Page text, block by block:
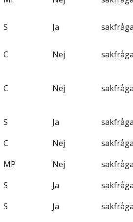
S Ja
C Nej
C Nej
S Ja
C Nej
MP Nej
S Ja
S Ja